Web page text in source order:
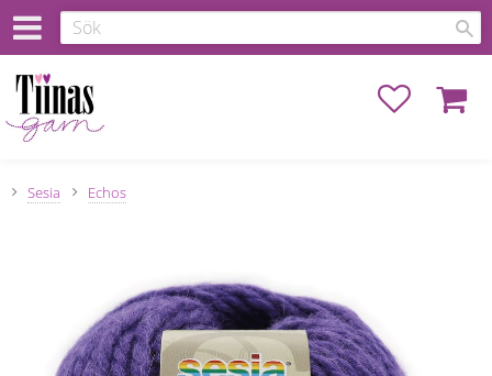
Favoriter
Sesia Echos